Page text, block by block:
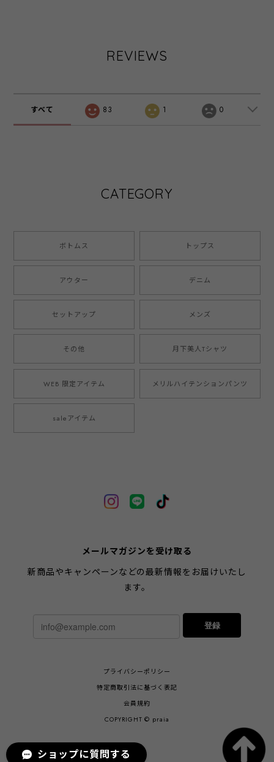
REVIEWS
すべて 83 1 0
CATEGORY
ボトムス トップス
アウター デニム
セットアップ メンズ
その他 月下美人Tシャツ
WEB 限定アイテム メリルハイテンションパンツ
saleアイテム
メールマガジンを受け取る
新商品やキャンペーンなどの最新情報をお届けいたし
ます。
登録
プライバシーポリシー
特定商取引法に基づく表記
会員規約
COPYRIGHT © praia
ショップに質問する